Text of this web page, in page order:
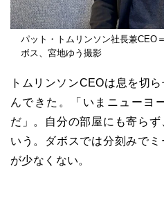
パット・トムリンソン社長兼CEO
ボス、宮地ゆう撮影
トムリンソンCEOは息を切
んできた。「いまニューヨ
だ」。自分の部屋にも寄ら
いう。ダボスでは分刻みで
が少なくない。